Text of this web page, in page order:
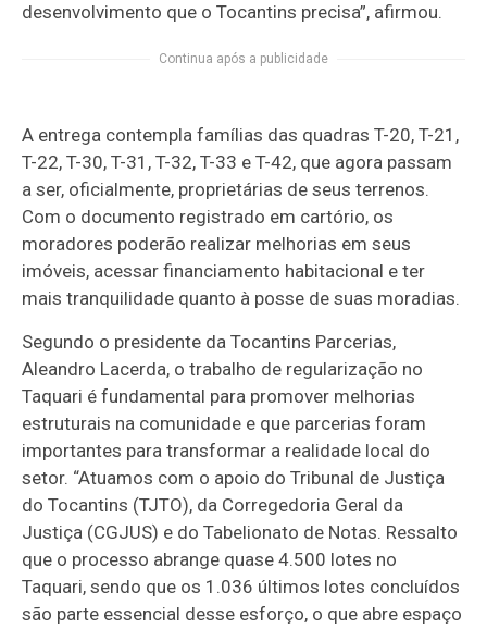
desenvolvimento que o Tocantins precisa”, afirmou.
Continua após a publicidade
A entrega contempla famílias das quadras T-20, T-21,
T-22, T-30, T-31, T-32, T-33 e T-42, que agora passam
a ser, oficialmente, proprietárias de seus terrenos.
Com o documento registrado em cartório, os
moradores poderão realizar melhorias em seus
imóveis, acessar financiamento habitacional e ter
mais tranquilidade quanto à posse de suas moradias.
Segundo o presidente da Tocantins Parcerias,
Aleandro Lacerda, o trabalho de regularização no
Taquari é fundamental para promover melhorias
estruturais na comunidade e que parcerias foram
importantes para transformar a realidade local do
setor. “Atuamos com o apoio do Tribunal de Justiça
do Tocantins (TJTO), da Corregedoria Geral da
Justiça (CGJUS) e do Tabelionato de Notas. Ressalto
que o processo abrange quase 4.500 lotes no
Taquari, sendo que os 1.036 últimos lotes concluídos
são parte essencial desse esforço, o que abre espaço